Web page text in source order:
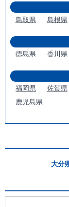
鳥取県
島根県
徳島県
香川県
福岡県
佐賀県
鹿児島県
大分